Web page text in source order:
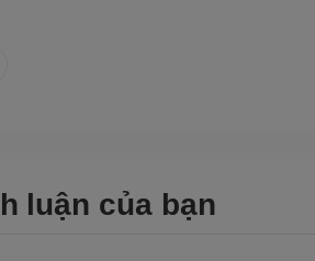
luận của bạn